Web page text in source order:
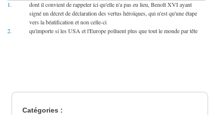
1.
dont il convient de rappeler ici qu'elle n'a pas eu lieu, Benoît XVI ayant
signé un décret de déclaration des vertus héroïques, qui n'est qu'une étape
vers la béatification et non celle-ci
2.
qu'importe si les USA et l'Europe polluent plus que tout le monde par tête
Catégories :